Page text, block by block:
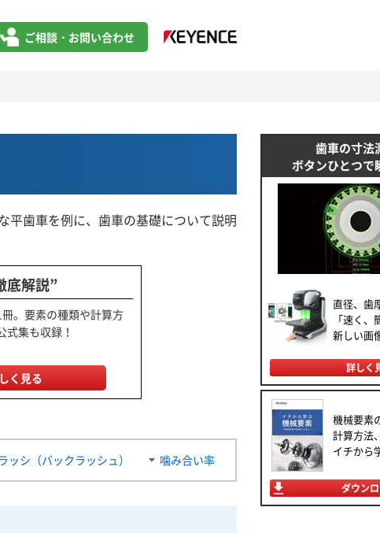
ご相談・お問い合わせ
平歯車を例に、歯車の基礎について説明
底解説”
。要素の種類や計算方
式集も収録！
く見る
ッシ（バックラッシュ） 噛み合い率
歯車の寸法
ボタンひとつで
直径、歯
「速く
新しい画
詳しく
機械要素
計算方法
イチから
ダウン